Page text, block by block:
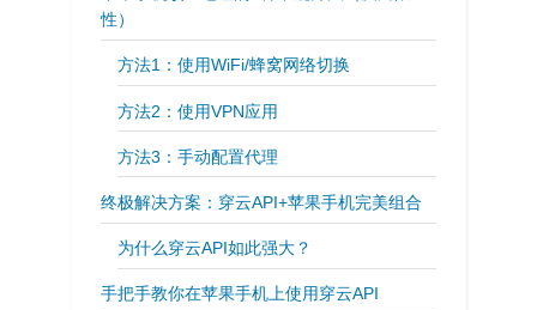
性）
方法1：使用WiFi/蜂窝网络切换
方法2：使用VPN应用
方法3：手动配置代理
终极解决方案：穿云API+苹果手机完美组合
为什么穿云API如此强大？
手把手教你在苹果手机上使用穿云API